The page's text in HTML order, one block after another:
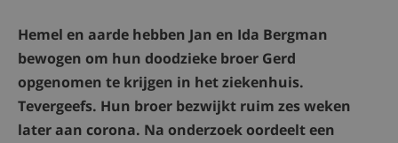
Hemel en aarde hebben Jan en Ida Bergman
bewogen om hun doodzieke broer Gerd
opgenomen te krijgen in het ziekenhuis.
Tevergeefs. Hun broer bezwijkt ruim zes weken
later aan corona. Na onderzoek oordeelt een